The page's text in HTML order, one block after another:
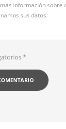
información sobre
sus datos.
*